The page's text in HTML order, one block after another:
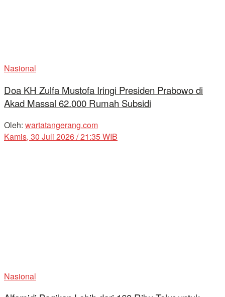
Nasional
Doa KH Zulfa Mustofa Iringi Presiden Prabowo di
Akad Massal 62.000 Rumah Subsidi
Oleh: wartatangerang.com
Kamis, 30 Juli 2026 / 21:35 WIB
Nasional